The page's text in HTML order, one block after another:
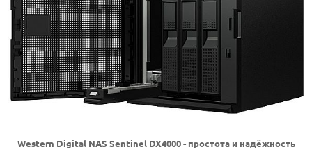
Western Digital NAS Sentinel DX4000 - простота и надёжность